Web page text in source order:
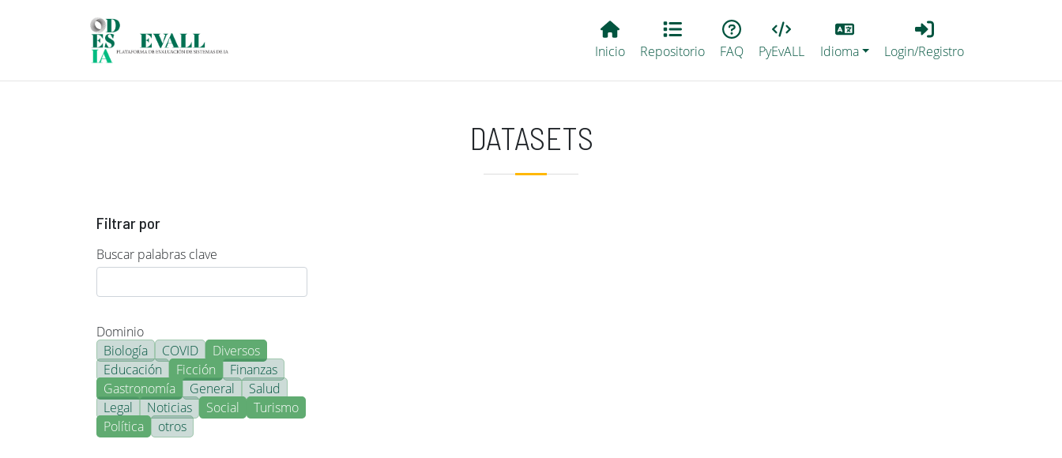
Main EvALL
Inicio Repositorio FAQ PyEvALL
Lang
Idioma
Login_Registro
Login/Registro
DATASETS
Filtrar por
Buscar palabras clave
Dominio
Biología
COVID
Diversos
Educación
Ficción
Finanzas
Gastronomía
General
Salud
Legal
Noticias Social
Turismo
Política
otros